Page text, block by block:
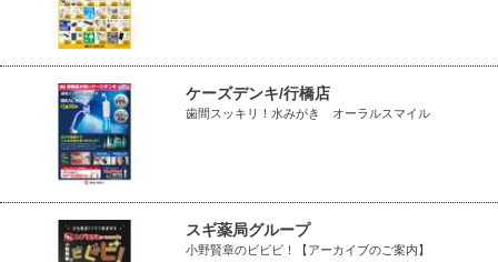
ケーズデンキ/行橋店
歯間スッキリ！水みがき オーラルスマイル
スギ薬局グループ
小野賢章のビビビ！【アーカイブのご案内】